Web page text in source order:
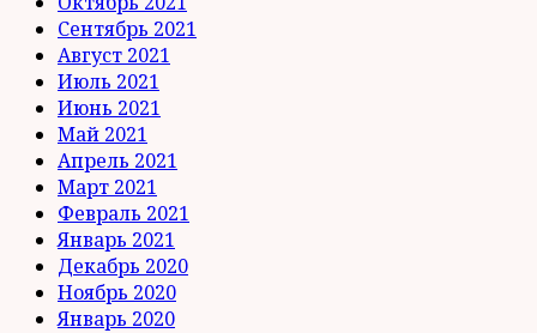
Сентябрь 2021
Август 2021
Июль 2021
Июнь 2021
Май 2021
Апрель 2021
Март 2021
Февраль 2021
Январь 2021
Декабрь 2020
Ноябрь 2020
Январь 2020